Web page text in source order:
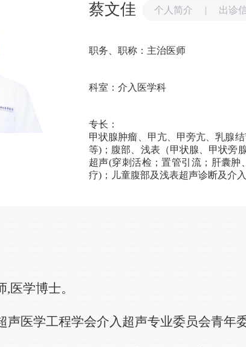
蔡文佳 个人简介 | 出诊
职务、职称：主治医师
科室：介入医学科
专长：
甲状腺肿瘤、甲亢、甲旁亢、乳腺
等)；腹部、浅表（甲状腺、甲状旁
超声(穿刺活检；置管引流；肝囊
疗)；儿童腹部及浅表超声诊断及介入
,医学博士。
声医学工程学会介入超声专业委员会青年